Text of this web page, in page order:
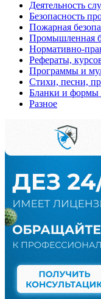
Деятельность
Безопасность
Пожарная
Промышленная
Нормативно-
Рефераты,
Программы и
Стихи, песни,
Бланки и формы
Разное